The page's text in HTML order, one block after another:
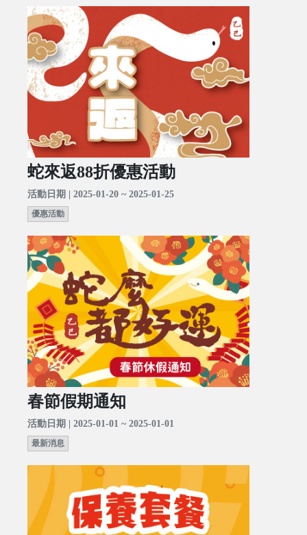
蛇來返88折優惠活動
活動日期 | 2025-01-20 ~ 2025-01-25
優惠活動
春節假期通知
活動日期 | 2025-01-01 ~ 2025-01-01
最新消息